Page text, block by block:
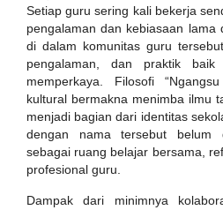
Setiap guru sering kali bekerja
pengalaman dan kebiasaan lama
di dalam komunitas guru
pengalaman, dan praktik
memperkaya. Filosofi
kultural bermakna menimba ilmu
menjadi bagian dari identitas
dengan nama tersebut belum
sebagai ruang belajar bersama,
profesional guru.
Dampak dari minimnya